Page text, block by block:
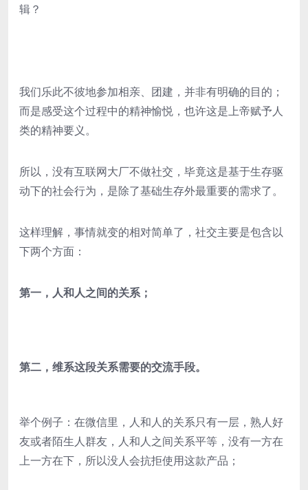
辑？
我们乐此不彼地参加相亲、团建，并非有明确的目的；
而是感受这个过程中的精神愉悦，也许这是上帝赋予人
类的精神要义。
所以，没有互联网大厂不做社交，毕竟这是基于生存驱
动下的社会行为，是除了基础生存外最重要的需求了。
这样理解，事情就变的相对简单了，社交主要是包含以
下两个方面：
第一，人和人之间的关系；
第二，维系这段关系需要的交流手段。
举个例子：在微信里，人和人的关系只有一层，熟人好
友或者陌生人群友，人和人之间关系平等，没有一方在
上一方在下，所以没人会抗拒使用这款产品；